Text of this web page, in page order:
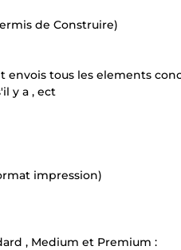
de Construire)
envois tous les elements
y a , ect
impression)
, Medium et Premium :